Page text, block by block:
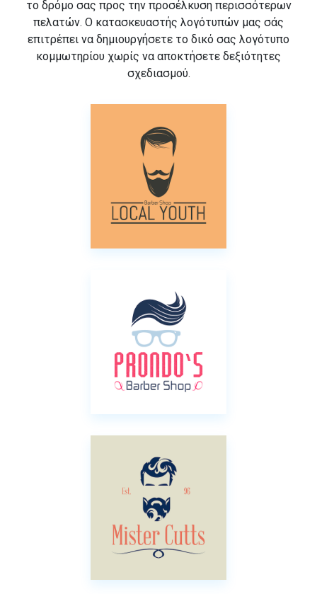
το δρόμο σας προς την προσέλκυση περισσότερων
πελατών. Ο κατασκευαστής λογότυπών μας σάς
επιτρέπει να δημιουργήσετε το δικό σας λογότυπο
κομμωτηρίου χωρίς να αποκτήσετε δεξιότητες
σχεδιασμού.